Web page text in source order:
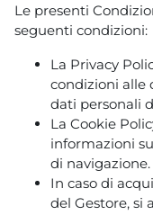
Le presenti
seguenti condizioni:
La Privacy
condizioni alle
dati personali
La Cookie
informazioni
di navigazione.
In caso di
del Gestore, si